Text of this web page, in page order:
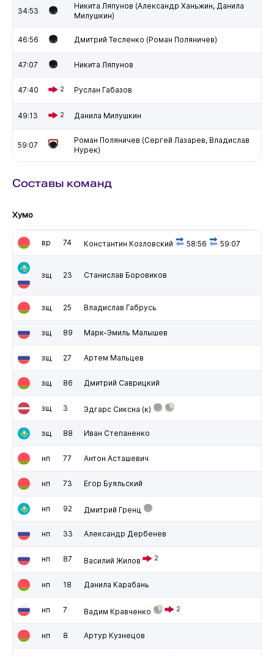
34:53
Никита Ляпунов (Александр Ханьжин, Данила
Милушкин)
46:56 Дмитрий Тесленко (Роман Поляничев)
47:07 Никита Ляпунов
47:40 2 Руслан Габазов
49:13 2 Данила Милушкин
59:07
Роман Поляничев (Сергей Лазарев, Владислав
Нурек)
Составы команд
Хумо
вр 74 Константин Козловский 58:56 59:07
зщ 23 Станислав Боровиков
зщ 25 Владислав Габрусь
зщ 89 Марк-Эмиль Малышев
зщ 27 Артем Мальцев
зщ 86 Дмитрий Саврицкий
зщ 3 Эдгарс Сиксна (к)
зщ 88 Иван Степаненко
нп 77 Антон Асташевич
нп 73 Егор Буяльский
нп 92 Дмитрий Гренц
нп 33 Александр Дербенев
нп 87 Василий Жилов 2
нп 18 Данила Карабань
нп 7 Вадим Кравченко 2
нп 8 Артур Кузнецов